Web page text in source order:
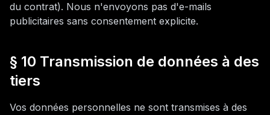
du contrat). Nous n'envoyons pas d'e-mails
publicitaires sans consentement explicite.
§ 10 Transmission de données à des
tiers
Vos données personnelles ne sont transmises à des